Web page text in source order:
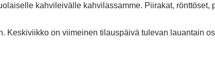
kahvileivälle kahvilassamme. Piirakat, rönttöset,
Keskiviikko on viimeinen tilauspäivä tulevan lauantain